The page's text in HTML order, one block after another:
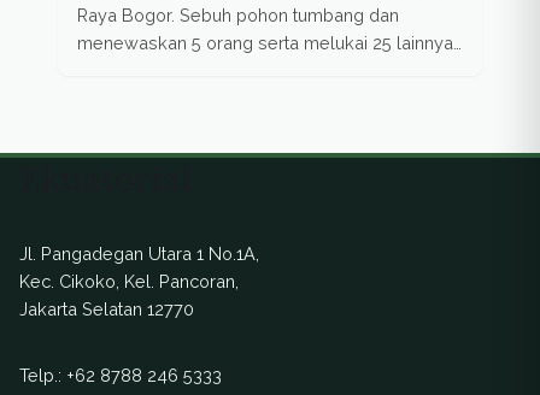
Raya Bogor. Sebuh pohon tumbang dan
menewaskan 5 orang serta melukai 25 lainnya,
cedera di kapala. Sementara itu, tujuh korban
Jl. Pangadegan Utara 1 No.1A,
Kec. Cikoko, Kel. Pancoran,
Jakarta Selatan 12770
Telp.: +62 8788 246 5333